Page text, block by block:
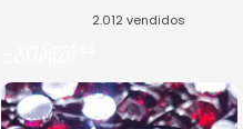
2.012 vendidos